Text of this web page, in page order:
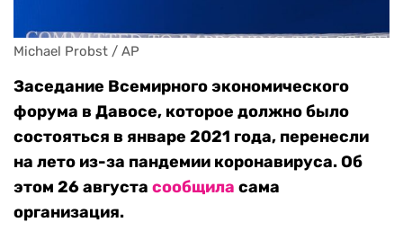
Michael Probst / AP
Заседание Всемирного экономического
форума в Давосе, которое должно было
состояться в январе 2021 года, перенесли
на лето из-за пандемии коронавируса. Об
этом 26 августа сообщила сама
организация.